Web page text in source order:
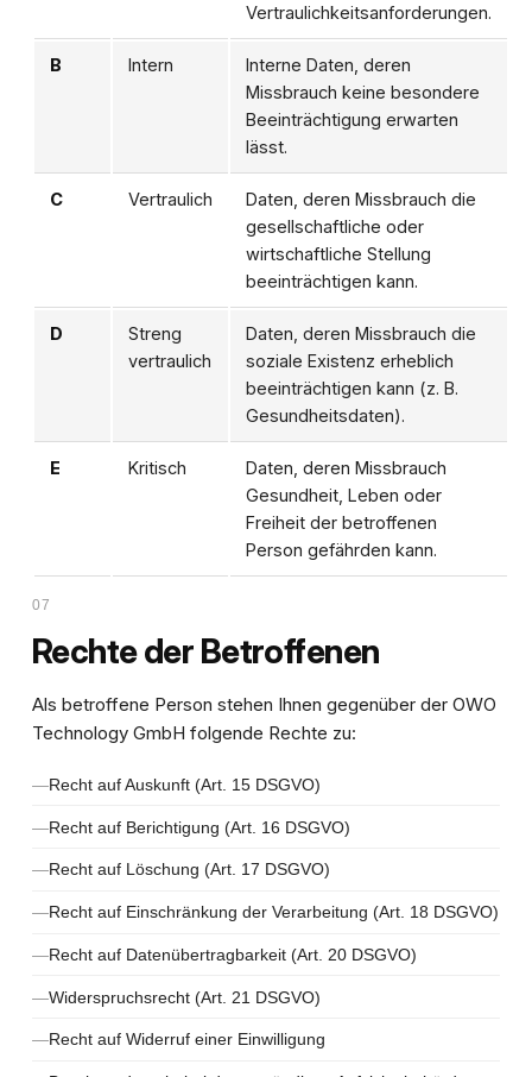
Vertraulichkeitsanforderungen.
B Intern
Interne Daten, deren
Missbrauch keine besondere
Beeinträchtigung erwarten
lässt.
C Vertraulich
Daten, deren Missbrauch die
gesellschaftliche oder
wirtschaftliche Stellung
beeinträchtigen kann.
D
Streng
vertraulich
Daten, deren Missbrauch die
soziale Existenz erheblich
beeinträchtigen kann (z. B.
Gesundheitsdaten).
E Kritisch
Daten, deren Missbrauch
Gesundheit, Leben oder
Freiheit der betroffenen
Person gefährden kann.
07
Rechte der Betroffenen
Als betroffene Person stehen Ihnen gegenüber der OWO
Technology GmbH folgende Rechte zu:
Recht auf Auskunft (Art. 15 DSGVO)
Recht auf Berichtigung (Art. 16 DSGVO)
Recht auf Löschung (Art. 17 DSGVO)
Recht auf Einschränkung der Verarbeitung (Art. 18 DSGVO)
Recht auf Datenübertragbarkeit (Art. 20 DSGVO)
Widerspruchsrecht (Art. 21 DSGVO)
Recht auf Widerruf einer Einwilligung